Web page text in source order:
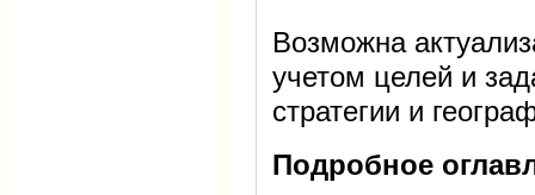
Возможна
учетом целей и
стратегии и
Подробное